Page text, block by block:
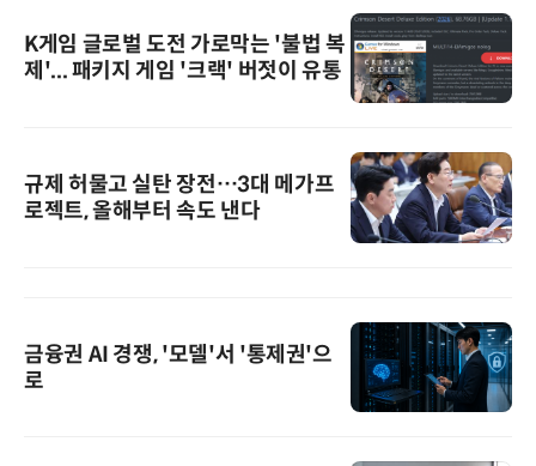
K게임 글로벌 도전 가로막는 '불법 복
제'... 패키지 게임 '크랙' 버젓이 유통
규제 허물고 실탄 장전…3대 메가프
로젝트, 올해부터 속도 낸다
금융권 AI 경쟁, '모델'서 '통제권'으
로